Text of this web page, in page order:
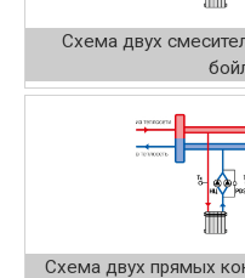
Схема двух
Схема двух прямых